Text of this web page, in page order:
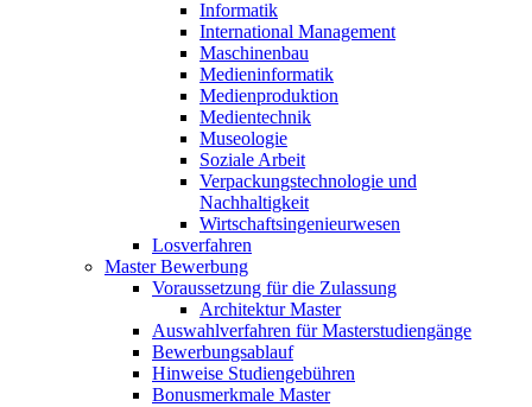
Informatik
International Management
Maschinenbau
Medieninformatik
Medienproduktion
Medientechnik
Museologie
Soziale Arbeit
Verpackungstechnologie und
Nachhaltigkeit
Wirtschaftsingenieurwesen
Losverfahren
Master Bewerbung
Voraussetzung für die Zulassung
Architektur Master
Auswahlverfahren für Masterstudiengänge
Bewerbungsablauf
Hinweise Studiengebühren
Bonusmerkmale Master